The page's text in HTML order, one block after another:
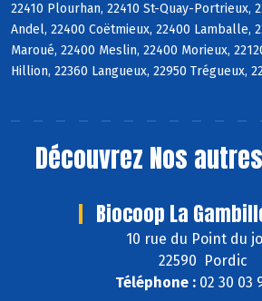
22410 Plourhan, 22410 St-Quay-Portrieux,
Andel, 22400 Coëtmieux, 22400 Lamballe,
Maroué, 22400 Meslin, 22400 Morieux,
Hillion, 22360 Langueux, 22950 Trégueux,
Découvrez Nos
Biocoop La
10 rue du Point du
22590 Pordic
Téléphone :02 30 03